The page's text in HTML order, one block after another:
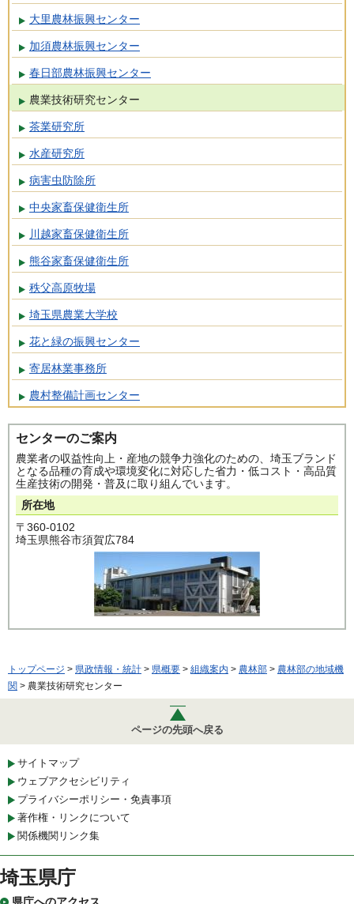
大里農林振興センター
加須農林振興センター
春日部農林振興センター
農業技術研究センター
茶業研究所
水産研究所
病害虫防除所
中央家畜保健衛生所
川越家畜保健衛生所
熊谷家畜保健衛生所
秩父高原牧場
埼玉県農業大学校
花と緑の振興センター
寄居林業事務所
農村整備計画センター
センターのご案内
農業者の収益性向上・産地の競争力強化のための、埼玉ブランド
となる品種の育成や環境変化に対応した省力・低コスト・高品質
生産技術の開発・普及に取り組んでいます。
所在地
〒360-0102
埼玉県熊谷市須賀広784
トップページ > 県政情報・統計 > 県概要 > 組織案内 > 農林部 > 農林部の地域機
関 > 農業技術研究センター
ページの先頭へ戻る
サイトマップ
ウェブアクセシビリティ
プライバシーポリシー・免責事項
著作権・リンクについて
関係機関リンク集
埼玉県庁